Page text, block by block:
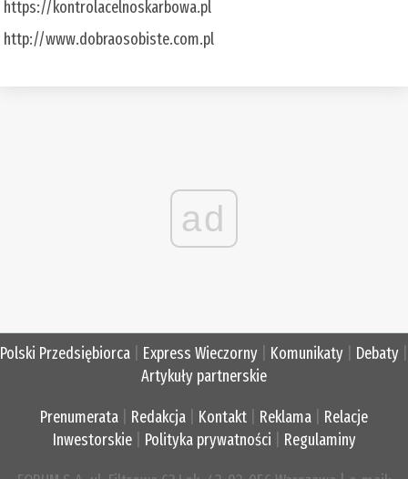
https://kontrolacelnoskarbowa.pl
http://www.dobraosobiste.com.pl
ad
Polski Przedsiębiorca Express Wieczorny Komunikaty Debaty
Artykuły partnerskie
Prenumerata Redakcja Kontakt Reklama
Relacje
Inwestorskie| Polityka prywatności Regulaminy